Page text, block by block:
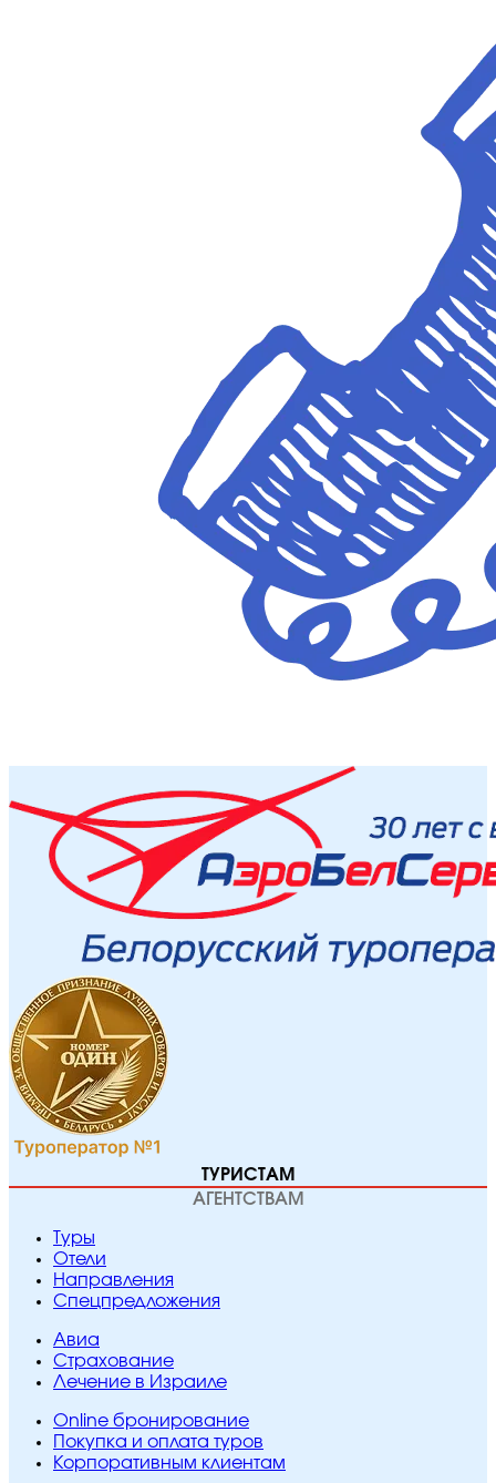
ТУРИСТАМ
АГЕНТСТВАМ
Туры
Отели
Направления
Спецпредложения
Авиа
Страхование
Лечение в Израиле
Online бронирование
Покупка и оплата туров
Корпоративным клиентам